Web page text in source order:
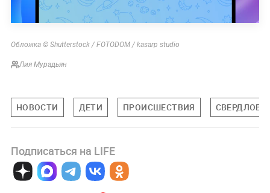
Обложка © Shutterstock / FOTODOM / kasarp studio
Лия Мурадьян
НОВОСТИ ДЕТИ ПРОИСШЕСТВИЯ
Подписаться на LIFE